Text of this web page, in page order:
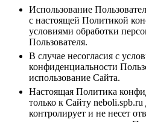
Использование
с настоящей Политикой
условиями обработки
Пользователя.
В случае несогласия с
конфиденциальности
использование Сайта.
Настоящая Политика
только к Сайту
контролирует и не несет